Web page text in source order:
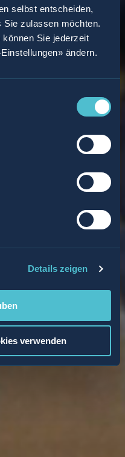
selbst entscheiden,
Sie zulassen möchten.
Sie jederzeit
ändern.
Details zeigen
verwenden